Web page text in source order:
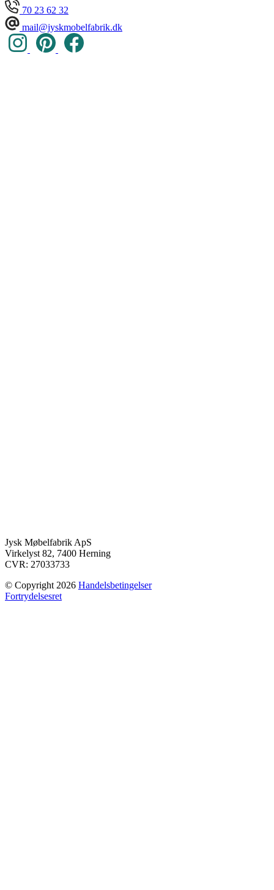
70 23 62 32
mail@jyskmobelfabrik.dk
Jysk Møbelfabrik ApS
Virkelyst 82, 7400 Herning
CVR: 27033733
© Copyright 2026 Handelsbetingelser
Fortrydelsesret